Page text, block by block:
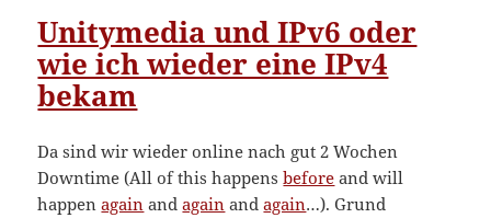
Unitymedia und IPv6 oder
wie ich wieder eine IPv4
bekam
Da sind wir wieder online nach gut 2 Wochen
Downtime (All of this happensbefore and will
happenagain andagain andagain…). Grund